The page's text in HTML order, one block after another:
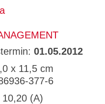
01.05.2012
x 11,5 cm
377-6
10,20 (A)